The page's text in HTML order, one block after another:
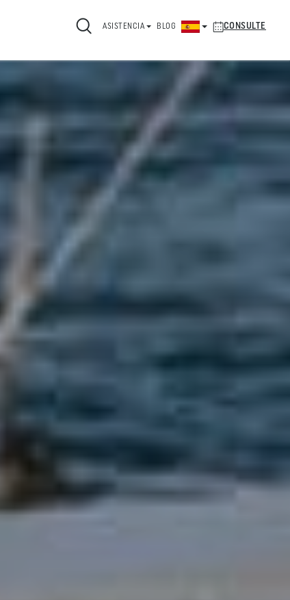
ASISTENCIA BLOG CONSULTE